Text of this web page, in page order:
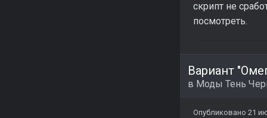
скрипт не
посмотреть.
Вариант
в Моды Тень
Опубликовано 21